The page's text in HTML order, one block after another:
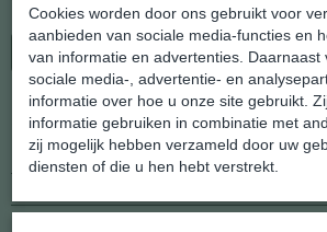
In winkelwagen
Specificaties
EAN code
Cookies worden door ons gebruikt voor
aanbieden van sociale media-functies en
van informatie en advertenties. Daarnaast
sociale media-, advertentie- en
informatie over hoe u onze site gebruikt.
informatie gebruiken in combinatie met
zij mogelijk hebben verzameld door uw
diensten of die u hen hebt verstrekt.